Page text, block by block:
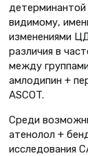
видимому,
изменениями
различия в
между
амлодипин +
ASCOT.
Среди
атенолол +
исследования